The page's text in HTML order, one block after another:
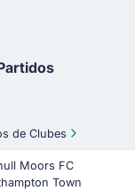
de Clubes
Moors FC
Town